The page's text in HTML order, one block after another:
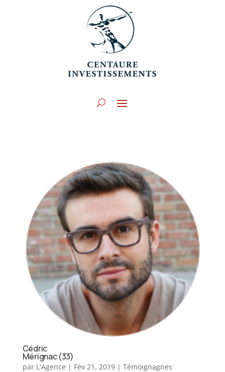
Cédric
Mérignac (33)
par L'Agence | Fév 21, 2019| Témoignagnes